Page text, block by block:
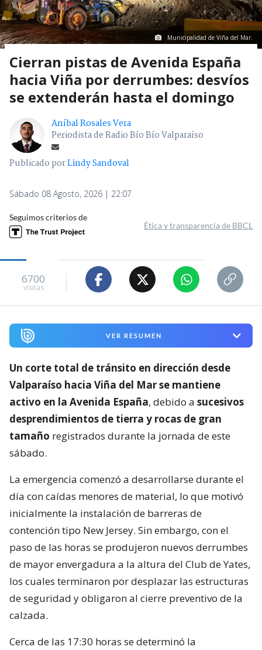
Municipalidad de Viña del Mar.
Cierran pistas de Avenida España
hacia Viña por derrumbes: desvíos
se extenderán hasta el domingo
Aníbal Rosales Vera
Periodista de Radio Bío Bío Valparaíso
Publicado porLindy Sandoval
Sábado 08 Agosto, 2026 | 22:07
Seguimos criterios de
Ética y transparencia de BBCL
6700
visitas
VER RESUMEN
Un corte total de tránsito en dirección desde
Valparaíso hacia Viña del Mar se mantiene
activo en la Avenida España, debido a sucesivos
desprendimientos de tierra y rocas de gran
tamaño registrados durante la jornada de este
sábado.
La emergencia comenzó a desarrollarse durante el
día con caídas menores de material, lo que motivó
inicialmente la instalación de barreras de
contención tipo New Jersey. Sin embargo, con el
paso de las horas se produjeron nuevos derrumbes
de mayor envergadura a la altura del Club de Yates,
los cuales terminaron por desplazar las estructuras
de seguridad y obligaron al cierre preventivo de la
calzada.
Cerca de las 17:30 horas se determinó la